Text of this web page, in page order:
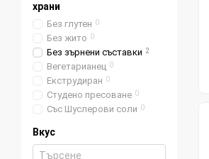
храни
Без глутен 0
Без жито 0
Без зърнени съставки 2
Вегетарианец 0
Екструдиран 0
Студено пресоване 0
Със Шуслерови соли 0
Вкус